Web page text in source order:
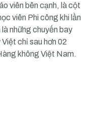
viên bên cạnh, là cột
viên Phi công khi lần
những chuyến bay
chỉ sau hơn 02
không Việt Nam.